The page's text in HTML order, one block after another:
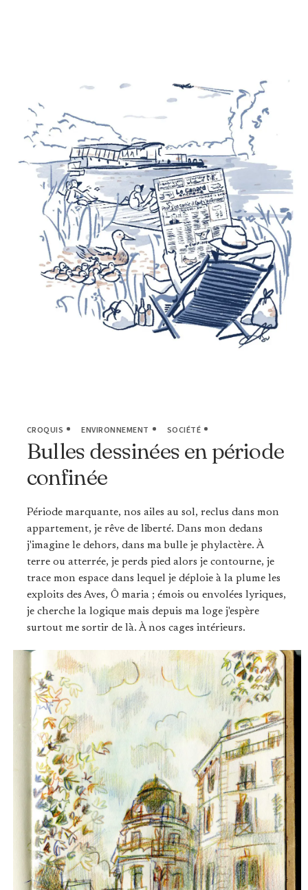
CROQUIS ENVIRONNEMENT SOCIÉTÉ
Bulles dessinées en période
confinée
Période marquante, nos ailes au sol, reclus dans mon
appartement, je rêve de liberté. Dans mon dedans
j'imagine le dehors, dans ma bulle je phylactère. À
terre ou atterrée, je perds pied alors je contourne, je
trace mon espace dans lequel je déploie à la plume les
exploits des Aves, Ô maria ; émois ou envolées lyriques,
je cherche la logique mais depuis ma loge j'espère
surtout me sortir de là. À nos cages intérieurs.